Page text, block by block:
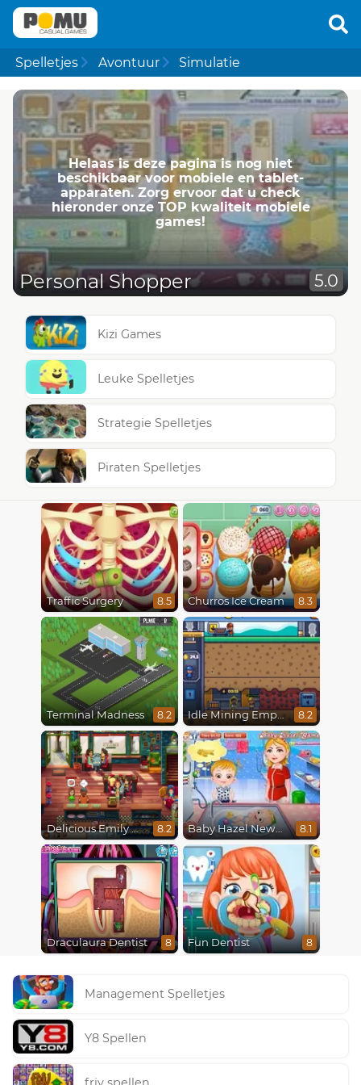
Spelletjes Avontuur Simulatie
Helaas is deze pagina is nog niet
beschikbaar voor mobiele en tablet-
apparaten. Zorg ervoor dat u check
hieronder onze TOP kwaliteit mobiele
games!
Personal Shopper 5.0
Kizi Games
Leuke Spelletjes
Strategie Spelletjes
Piraten Spelletjes
Traffic Surgery 8.5 Churros Ice Cream 8.3
Terminal Madness 8.2 Idle Mining Empire 8.2
Delicious Emily New Beginning 8.2 Baby Hazel Newborn Vaccination 8.1
Draculaura Dentist 8 Fun Dentist 8
Management Spelletjes
Y8 Spellen